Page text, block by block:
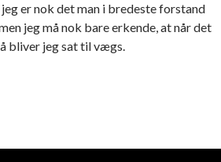
er nok det man i bredeste forstand
jeg må nok bare erkende, at når det
bliver jeg sat til vægs.
selv bekæmpe væggelus